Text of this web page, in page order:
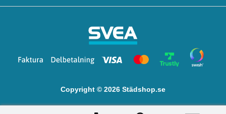
Copyright © 2026 Städshop.se